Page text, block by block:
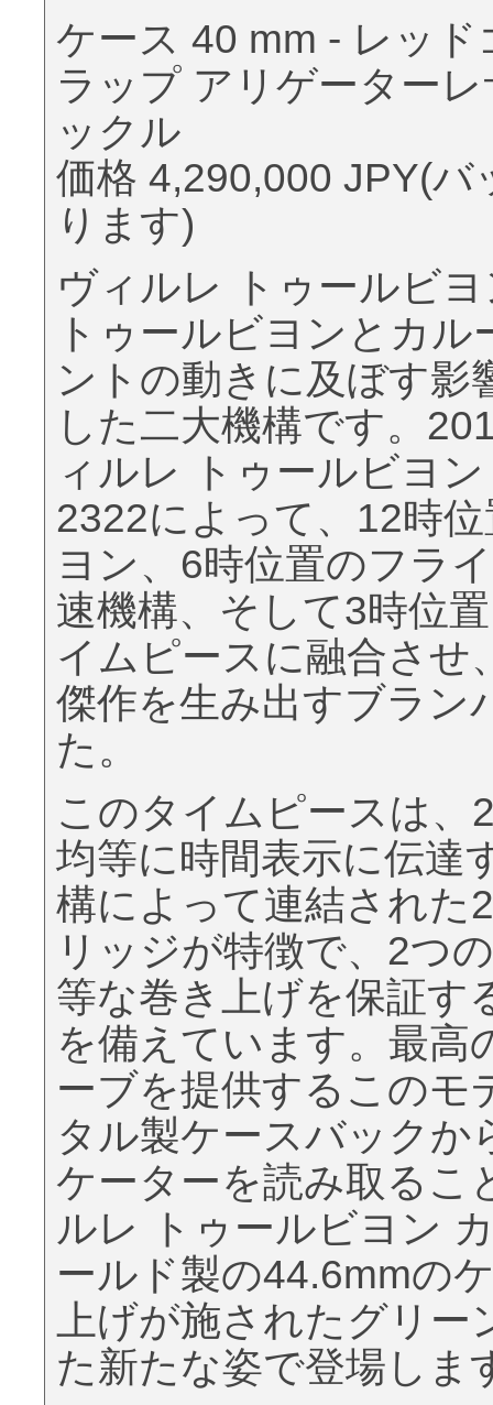
ケース 40 mm - レッ
ラップ アリゲーター
ックル
価格 4,290,000 JPY(
ります)
ヴィルレ トゥールビ
トゥールビヨンとカ
ントの動きに及ぼす影
した二大機構です。
ィルレ トゥールビヨ
2322によって、12時
ヨン、6時位置のフラ
速機構、そして3時位
イムピースに融合させ
傑作を生み出すブラン
た。
このタイムピースは、
均等に時間表示に伝達
構によって連結された
リッジが特徴で、2つ
等な巻き上げを保証す
を備えています。最高
ーブを提供するこのモ
タル製ケースバックか
ケーターを読み取るこ
ルレ トゥールビヨン
ールド製の44.6mmの
上げが施されたグリ
た新たな姿で登場しま